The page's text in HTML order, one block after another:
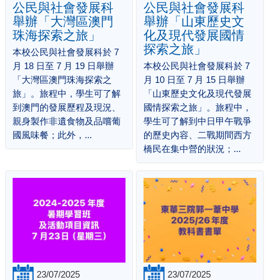
公民與社會發展科
舉辦「大灣區澳門
珠海探索之旅」
本校公民與社會發展科於 7
月 18 日至 7 月 19 日舉辦
「大灣區澳門珠海探索之
旅」。旅程中，學生可了解
到澳門的發展歷程及現況、
親身製作非遺食物及品嚐葡
國風味餐；此外，...
公民與社會發展科
舉辦「山東歷史文
化及現代發展國情
探索之旅」
本校公民與社會發展科於 7
月 10 日至 7 月 15 日舉辦
「山東歷史文化及現代發展
國情探索之旅」。旅程中，
學生可了解到中日甲午戰爭
的歷史內容、二戰期間西方
橋民在集中營的狀況；...
23/07/2025 23/07/2025